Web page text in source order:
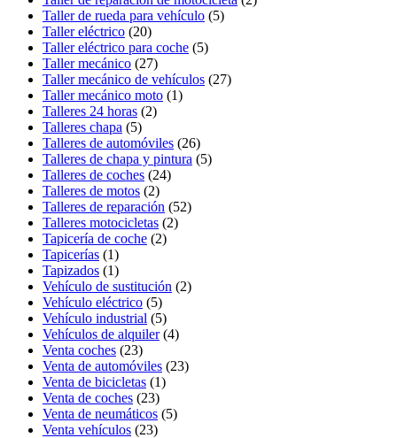
Taller de rueda para vehículo (5)
Taller eléctrico (20)
Taller eléctrico para coche (5)
Taller mecánico (27)
Taller mecánico de vehículos (27)
Taller mecánico moto (1)
Talleres 24 horas (2)
Talleres chapa (5)
Talleres de automóviles (26)
Talleres de chapa y pintura (5)
Talleres de coches (24)
Talleres de motos (2)
Talleres de reparación (52)
Talleres motocicletas (2)
Tapicería de coche (2)
Tapicerías (1)
Tapizados (1)
Vehículo de sustitución (2)
Vehículo eléctrico (5)
Vehículo industrial (5)
Vehículos de alquiler(4)
Venta coches (23)
Venta de automóviles (23)
Venta de bicicletas (1)
Venta de coches (23)
Venta de neumáticos (5)
Venta vehículos (23)